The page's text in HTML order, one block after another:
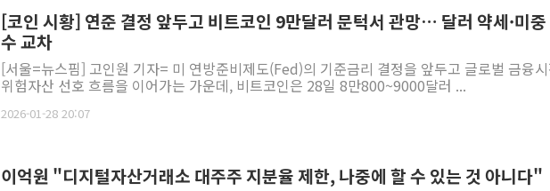
[코인 시황] 연준 결정 앞두고 비트코인 9만달러 문턱서 관망… 달러 약세·미
수 교차
[서울=뉴스핌] 고인원 기자= 미 연방준비제도(Fed)의 기준금리 결정을 앞두고 글로벌 금융
위험자산 선호 흐름을 이어가는 가운데, 비트코인은 28일 8만800~9000달러 ...
2026-01-28 20:07
이억원 "디지털자산거래소 대주주 지분율 제한, 나중에 할 수 있는 것 아니다"